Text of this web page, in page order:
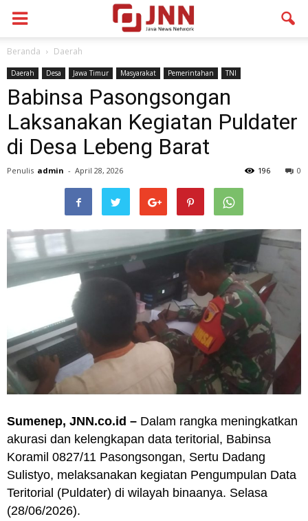
Beranda Daerah
Daerah Desa Jawa Timur Masyarakat Pemerintahan TNI
Babinsa Pasongsongan
Laksanakan Kegiatan Puldater
di Desa Lebeng Barat
Penulis admin - April 28, 2026 0
196
Sumenep, JNN.co.id – Dalam rangka meningkatkan
akurasi dan kelengkapan data teritorial, Babinsa
Koramil 0827/11 Pasongsongan, Sertu Dadang
Sulistyo, melaksanakan kegiatan Pengumpulan Data
Teritorial (Puldater) di wilayah binaanya. Selasa
(28/06/2026).